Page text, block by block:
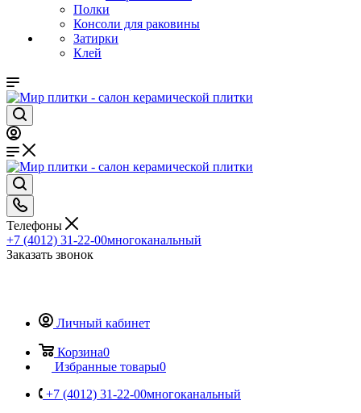
Полки
Консоли для раковины
Затирки
Клей
Телефоны
+7 (4012) 31-22-00многоканальный
Заказать звонок
Личный кабинет
Корзина0
Избранные товары0
+7 (4012) 31-22-00многоканальный